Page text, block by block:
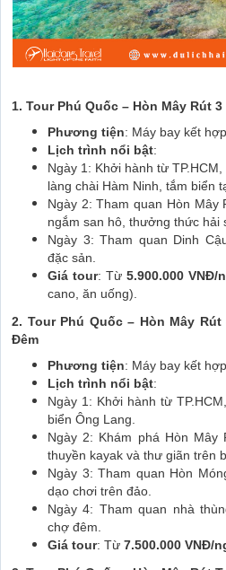
1. Tour Phú Quốc – Hòn Mây Rút
Phương tiện: Máy bay kết
Lịch trình nổi bật:
Ngày 1: Khởi hành từ
làng chài Hàm Ninh, tắm biển
Ngày 2: Tham quan Hòn Mây
ngắm san hô, thưởng thức hải
Ngày 3: Tham quan Dinh
đặc sản.
Giá tour: Từ 5.900.000 VNĐ/
cano, ăn uống).
2. Tour Phú Quốc – Hòn Mây
Đêm
Phương tiện: Máy bay kết
Lịch trình nổi bật:
Ngày 1: Khởi hành từ
biển Ông Lang.
Ngày 2: Khám phá Hòn Mây
thuyền kayak và thư giãn trên
Ngày 3: Tham quan Hòn
dạo chơi trên đảo.
Ngày 4: Tham quan nhà
chợ đêm.
Giá tour: Từ 7.500.000 VNĐ/